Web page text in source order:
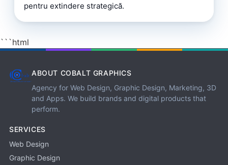
pentru extindere strategică.
```html
ABOUT COBALT GRAPHICS
Agency for Web Design, Graphic Design, Marketing, 3D
and Apps. We build brands and digital products that
perform.
SERVICES
Web Design
Graphic Design